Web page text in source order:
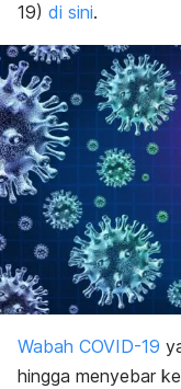
19) di sini.
Wabah COVID-19
hingga menyebar